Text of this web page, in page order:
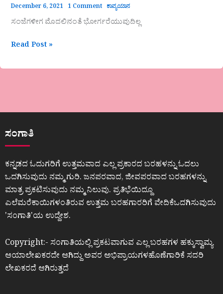
December 6, 2021 1 Comment ಕಾವ್ಯಯಾನ
ಸಂಜೆಗಳೀಗ ಮೊದಲಿನಂತೆ ಭೋರ್ಗರೆಯುವುದಿಲ್ಲ
Read Post »
ಸಂಗಾತಿ
ಕನ್ನಡದ ಓದುಗರಿಗೆ ಉತ್ತಮವಾದ ಎಲ್ಲ ಪ್ರಕಾರದ ಬರಹಳನ್ನು ಓದಲು
ಒದಗಿಸುವುದು ನಮ್ಮ ಗುರಿ. ಜನಪರವಾದ, ಜೀವಪರವಾದ ಬರಹಗಳನ್ನು
ಮಾತ್ರ ಪ್ರಕಟಿಸುವುದು ನಮ್ಮ ನಿಲುವು. ಪ್ರತಿಭೆಯಿದ್ದೂ
ಎಲೆಮರೆಕಾಯಿಗಳಂತಿರುವ ಉತ್ತಮ ಬರಹಗಾರರಿಗೆ ವೇದಿಕೆಒದಗಿಸುವುದು
ʼಸಂಗಾತಿʼಯ ಉದ್ದೇಶ.
Copyright:- ಸಂಗಾತಿಯಲ್ಲಿ ಪ್ರಕಟವಾಗುವ ಎಲ್ಲ ಬರಹಗಳ ಹಕ್ಕುಸ್ವಾಮ್ಯ
ಆಯಾಲೇಖಕರದೇ ಆಗಿದ್ದು ಅವರ ಅಭಿಪ್ರಾಯಗಳಹೊಣೆಗಾರಿಕೆ ಸದರಿ
ಲೇಖಕರದೆ ಆಗಿರುತ್ತದೆ